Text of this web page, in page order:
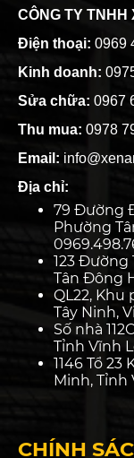
CÔNG TY TNHH
Điện thoại: 0969
Kinh doanh:
Sửa chữa: 0967
Thu mua: 0978
Email:
Địa chỉ:
79 Đường
Phường
123 Đường
Tân Đông
QL22, Khu
Tây Ninh,
Số nhà
Tỉnh Vĩnh
1146 Tổ
Minh, Tỉnh
CHÍNH